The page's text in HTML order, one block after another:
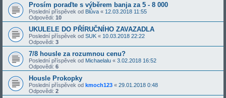
Prosím poraďte s výběrem banja za 5 - 8 000
Poslední příspěvek od Blůva « 12.03.2018 11:55
Odpovědi: 10
UKULELE DO PŘÍRUČNÍHO ZAVAZADLA
Poslední příspěvek od SUK « 10.03.2018 22:22
Odpovědi: 3
7/8 housle za rozumnou cenu?
Poslední příspěvek od Michaelalu « 3.02.2018 16:52
Odpovědi: 6
Housle Prokopky
Poslední příspěvek od kmoch123 « 29.01.2018 0:48
Odpovědi: 2